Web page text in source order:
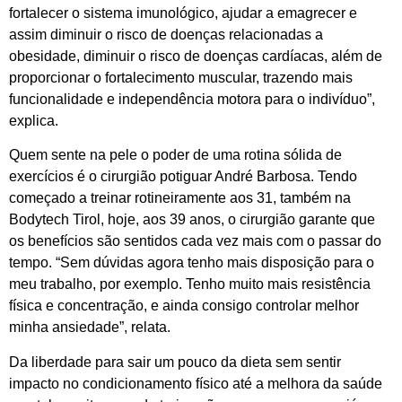
fortalecer o sistema imunológico, ajudar a emagrecer e
assim diminuir o risco de doenças relacionadas a
obesidade, diminuir o risco de doenças cardíacas, além de
proporcionar o fortalecimento muscular, trazendo mais
funcionalidade e independência motora para o indivíduo”,
explica.
Quem sente na pele o poder de uma rotina sólida de
exercícios é o cirurgião potiguar André Barbosa. Tendo
começado a treinar rotineiramente aos 31, também na
Bodytech Tirol, hoje, aos 39 anos, o cirurgião garante que
os benefícios são sentidos cada vez mais com o passar do
tempo. “Sem dúvidas agora tenho mais disposição para o
meu trabalho, por exemplo. Tenho muito mais resistência
física e concentração, e ainda consigo controlar melhor
minha ansiedade”, relata.
Da liberdade para sair um pouco da dieta sem sentir
impacto no condicionamento físico até a melhora da saúde